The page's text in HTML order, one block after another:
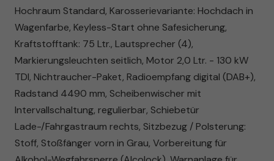
Hochraum Standard, Karosserievariante: Hochdach in
Wagenfarbe, Keyless-Start ohne Safesicherung,
Kraftstofftank: 75 Ltr., Lautsprecher (4),
Markierungsleuchten seitlich, Motor 2,0 Ltr. - 130 kW
TDI, Nichtraucher-Paket, Radioempfang digital (DAB+),
Radstand 4490 mm, Scheibenwischer mit
Intervallschaltung, regulierbar, Schiebetür
Lade-/Fahrgastraum rechts, Sitzbezug / Polsterung:
Stoff, Stoßfänger vorn in Grau, Vorbereitung für